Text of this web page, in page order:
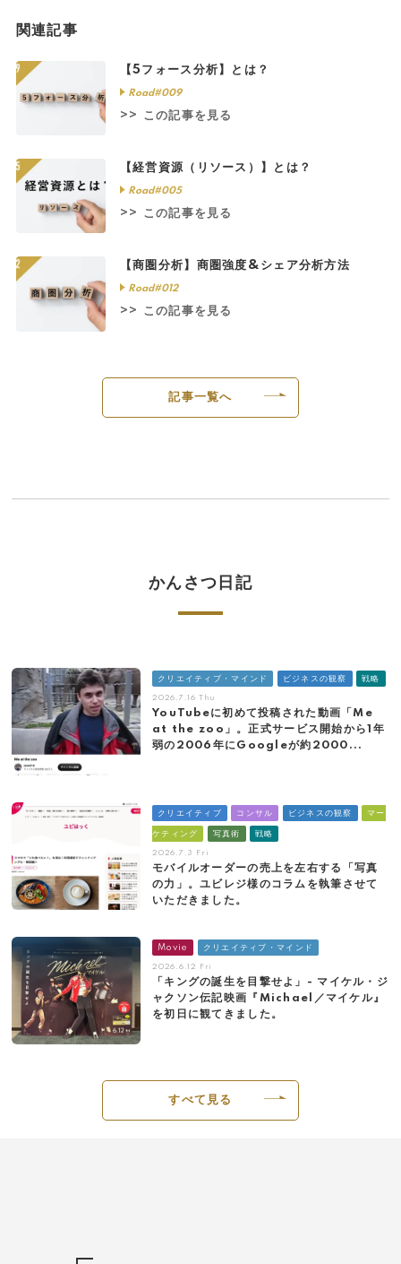
関連記事
【5フォース分析】とは？
Road#009
>> この記事を見る
【経営資源（リソース）】とは？
Road#005
>> この記事を見る
【商圏分析】商圏強度&シェア分析方法
Road#012
>> この記事を見る
記事一覧へ
かんさつ日記
クリエイティブ・マインド ビジネスの観察 戦略
2026.7.16 Thu
YouTubeに初めて投稿された動画「Me
at the zoo」。正式サービス開始から1年
弱の2006年にGoogleが約2000...
クリエイティブ コンサル ビジネスの観察 マー
ケティング 写真術 戦略
2026.7.3 Fri
モバイルオーダーの売上を左右する「写真
の力」。ユビレジ様のコラムを執筆させて
いただきました。
Movie クリエイティブ・マインド
2026.6.12 Fri
「キングの誕生を目撃せよ」- マイケル・ジ
ャクソン伝記映画『Michael／マイケル』
を初日に観てきました。
すべて見る